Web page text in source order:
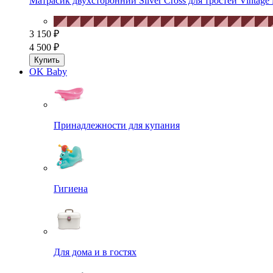
3 150 ₽
4 500 ₽
Купить
OK Baby
Принадлежности для купания
Гигиена
Для дома и в гостях